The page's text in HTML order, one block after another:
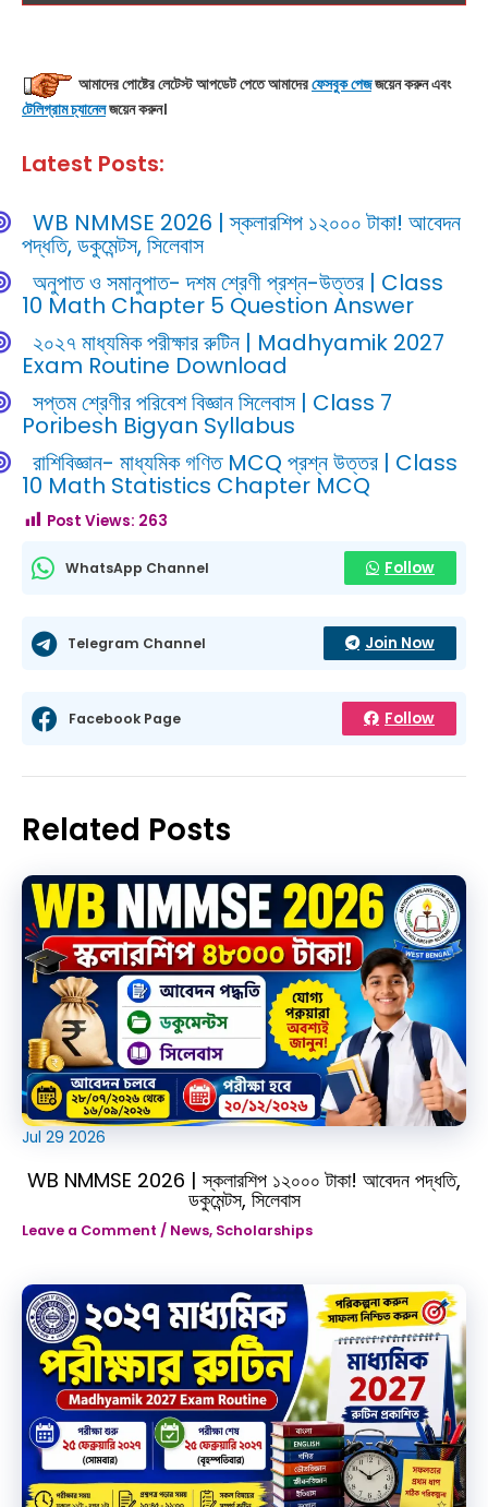
আমাদের পোষ্টের লেটেস্ট আপডেটপেতে আমাদেরফেসবুক পেজজয়েন করুন এবং
টেলিগ্রাম চ্যানেলজয়েন করুন।
Latest Posts:
WB NMMSE 2026 | স্কলারশিপ ১২০০০ টাকা! আবেদন
পদ্ধতি, ডকুমেন্টস, সিলেবাস
অনুপাত ও সমানুপাত- দশম শ্রেণী প্রশ্ন-উত্তর | Class
10 Math Chapter 5 Question Answer
২০২৭ মাধ্যমিক পরীক্ষার রুটিন | Madhyamik 2027
Exam Routine Download
সপ্তম শ্রেণীর পরিবেশ বিজ্ঞান সিলেবাস | Class 7
Poribesh Bigyan Syllabus
রাশিবিজ্ঞান- মাধ্যমিক গণিত MCQ প্রশ্ন উত্তর | Class
10 Math Statistics Chapter MCQ
Post Views: 263
WhatsApp Channel Follow
Telegram Channel Join Now
Facebook Page Follow
Related Posts
Jul 29 2026
WB NMMSE 2026 | স্কলারশিপ ১২০০০ টাকা! আবেদন পদ্ধতি,
ডকুমেন্টস, সিলেবাস
Leave a Comment / News, Scholarships